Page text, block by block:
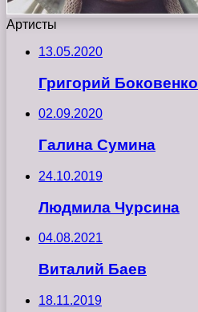
Артисты
13.05.2020
Григорий Боковенко
02.09.2020
Галина Сумина
24.10.2019
Людмила Чурсина
04.08.2021
Виталий Баев
18.11.2019